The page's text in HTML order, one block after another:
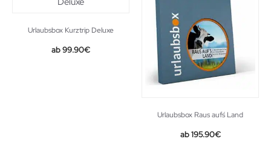
Urlaubsbox Kurztrip Deluxe
99.90€
Urlaubsbox Raus auf´s Land
195.90€